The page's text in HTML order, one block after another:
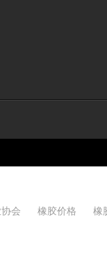
会 橡胶价格 橡